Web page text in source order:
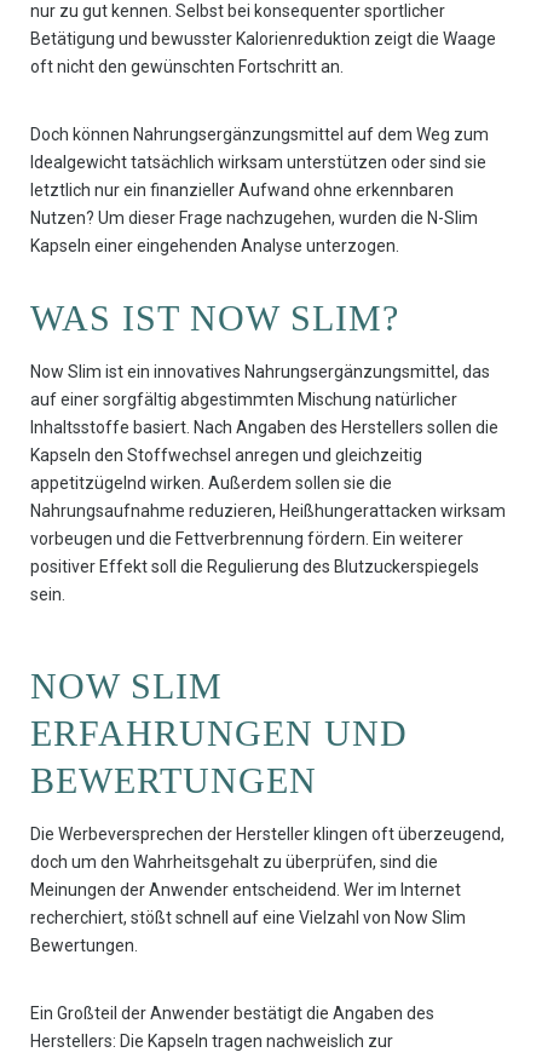
nur zu gut kennen. Selbst bei konsequenter sportlicher
Betätigung und bewusster Kalorienreduktion zeigt die Waage
oft nicht den gewünschten Fortschritt an.
Doch können Nahrungsergänzungsmittel auf dem Weg zum
Idealgewicht tatsächlich wirksam unterstützen oder sind sie
letztlich nur ein finanzieller Aufwand ohne erkennbaren
Nutzen? Um dieser Frage nachzugehen, wurden die N-Slim
Kapseln einer eingehenden Analyse unterzogen.
WAS IST NOW SLIM?
Now Slim ist ein innovatives Nahrungsergänzungsmittel, das
auf einer sorgfältig abgestimmten Mischung natürlicher
Inhaltsstoffe basiert. Nach Angaben des Herstellers sollen die
Kapseln den Stoffwechsel anregen und gleichzeitig
appetitzügelnd wirken. Außerdem sollen sie die
Nahrungsaufnahme reduzieren, Heißhungerattacken wirksam
vorbeugen und die Fettverbrennung fördern. Ein weiterer
positiver Effekt soll die Regulierung des Blutzuckerspiegels
sein.
NOW SLIM
ERFAHRUNGEN UND
BEWERTUNGEN
Die Werbeversprechen der Hersteller klingen oft überzeugend,
doch um den Wahrheitsgehalt zu überprüfen, sind die
Meinungen der Anwender entscheidend. Wer im Internet
recherchiert, stößt schnell auf eine Vielzahl von Now Slim
Bewertungen.
Ein Großteil der Anwender bestätigt die Angaben des
Herstellers: Die Kapseln tragen nachweislich zur